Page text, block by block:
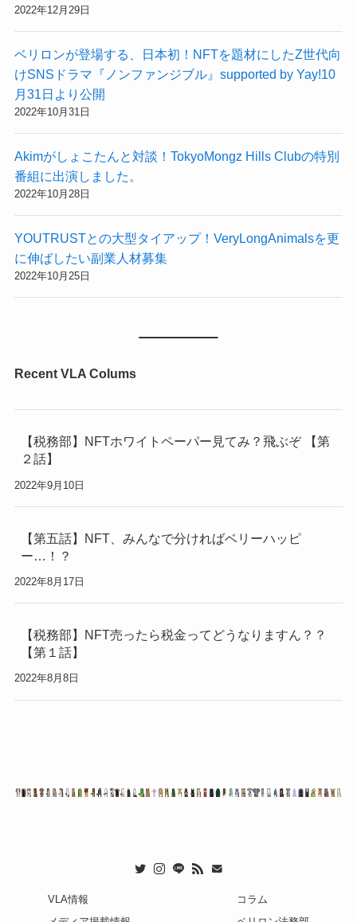
2022年12月29日
ベリロンが登場する、日本初！NFTを題材にしたZ世代向
けSNSドラマ『ノンファンジブル』supported by Yay!10
月31日より公開
2022年10月31日
Akimがしょこたんと対談！TokyoMongz Hills Clubの特別
番組に出演しました。
2022年10月28日
YOUTRUSTとの大型タイアップ！VeryLongAnimalsを更
に伸ばしたい副業人材募集
2022年10月25日
Recent VLA Colums
【税務部】NFTホワイトペーパー見てみ？飛ぶぞ 【第
２話】
2022年9月10日
【第五話】NFT、みんなで分ければベリーハッピ
ー…！？
2022年8月17日
【税務部】NFT売ったら税金ってどうなりますん？？
【第１話】
2022年8月8日
VLA情報
コラム